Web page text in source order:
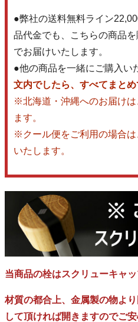
●弊社の送料無料ライン
品代金でも、こちらの商品を
でお届けいたします。
●他の商品を一緒にご購入い
文内でしたら、すべてまと
※北海道・沖縄へのお届け
ます。
※クール便をご利用の場合
いたします。
当商品の栓はスクリューキャッ
材質の都合上、金属製の物よ
して頂ければ開きますのでご安